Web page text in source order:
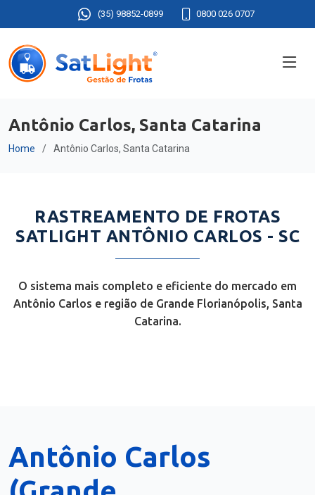
(35) 98852-0899 0800 026 0707
Antônio Carlos, Santa Catarina
Home Antônio Carlos, Santa Catarina
RASTREAMENTO DE FROTAS
SATLIGHT ANTÔNIO CARLOS - SC
O sistema mais completo e eficiente do mercado em
Antônio Carlos e região de Grande Florianópolis, Santa
Catarina.
Antônio Carlos